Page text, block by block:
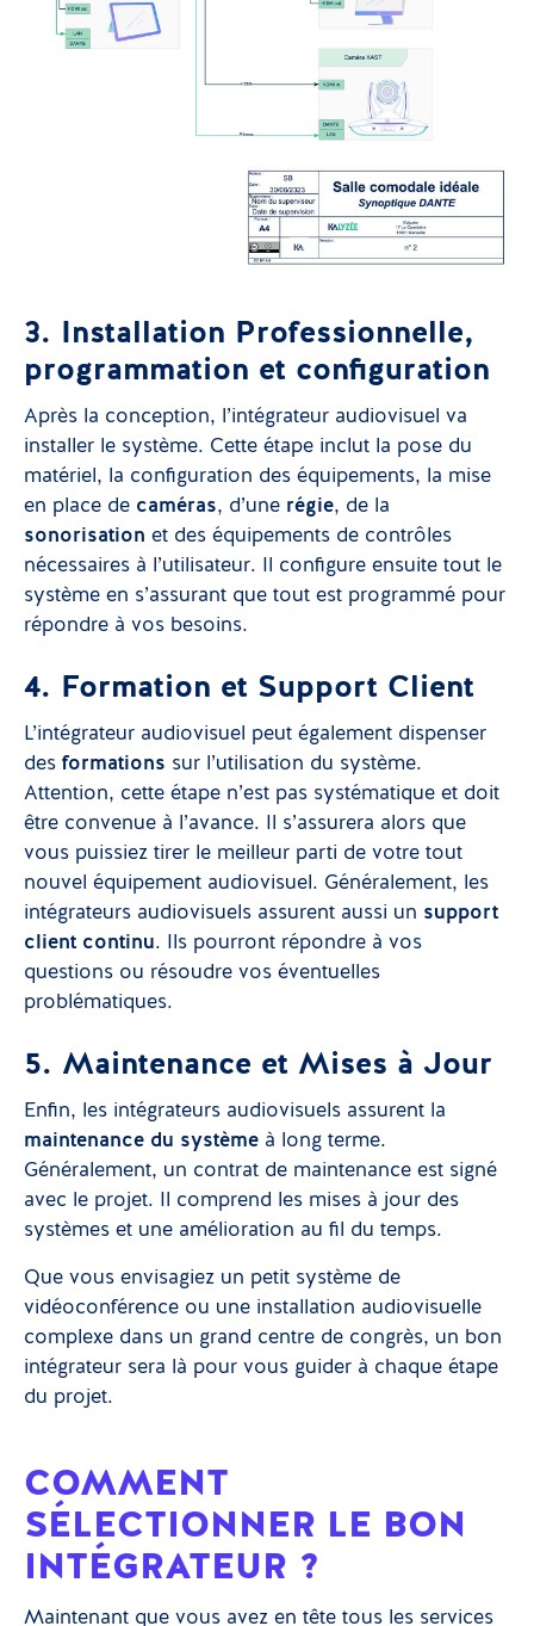
3. Installation Professionnelle,
programmation et configuration
Après la conception, l’intégrateur audiovisuel va
installer le système. Cette étape inclut la pose du
matériel, la configuration des équipements, la mise
en place de caméras, d’une régie, de la
sonorisation et des équipements de contrôles
nécessaires à l’utilisateur. Il configure ensuite tout le
système en s’assurant que tout est programmé pour
répondre à vos besoins.
4. Formation et Support Client
L’intégrateur audiovisuel peut également dispenser
des formations sur l’utilisation du système.
Attention, cette étape n’est pas systématique et doit
être convenue à l’avance. Il s’assurera alors que
vous puissiez tirer le meilleur parti de votre tout
nouvel équipement audiovisuel. Généralement, les
intégrateurs audiovisuels assurent aussi un support
client continu. Ils pourront répondre à vos
questions ou résoudre vos éventuelles
problématiques.
5. Maintenance et Mises à Jour
Enfin, les intégrateurs audiovisuels assurent la
maintenance du système à long terme.
Généralement, un contrat de maintenance est signé
avec le projet. Il comprend les mises à jour des
systèmes et une amélioration au fil du temps.
Que vous envisagiez un petit système de
vidéoconférence ou une installation audiovisuelle
complexe dans un grand centre de congrès, un bon
intégrateur sera là pour vous guider à chaque étape
du projet.
COMMENT
SÉLECTIONNER LE BON
INTÉGRATEUR ?
Maintenant que vous avez en tête tous les services